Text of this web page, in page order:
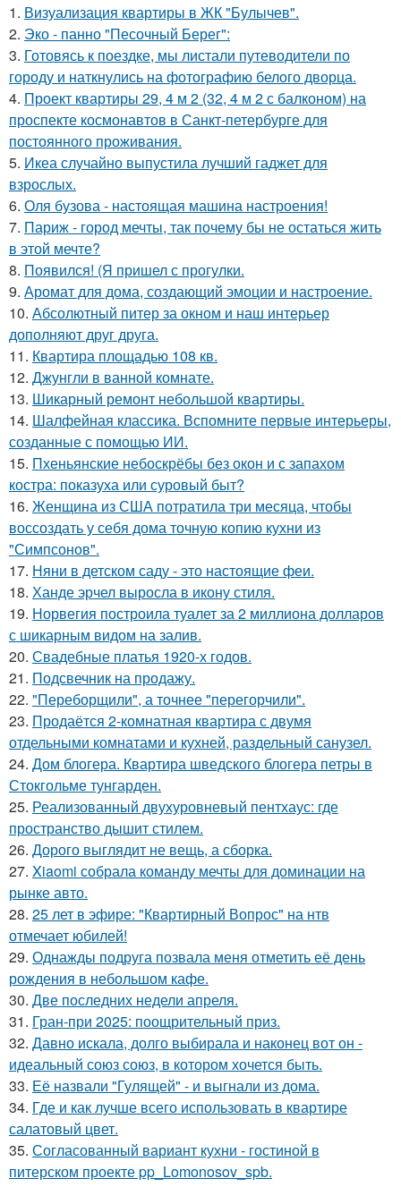
1. Визуализация квартиры в ЖК "Булычев".
2. Эко - панно "Песочный Берег":
3. Готовясь к поездке, мы листали путеводители по
городу и наткнулись на фотографию белого дворца.
4. Проект квартиры 29, 4 м 2 (32, 4 м 2 с балконом) на
проспекте космонавтов в Санкт-петербурге для
постоянного проживания.
5. Икеа случайно выпустила лучший гаджет для
взрослых.
6. Оля бузова - настоящая машина настроения!
7. Париж - город мечты, так почему бы не остаться жить
в этой мечте?
8. Появился! (Я пришел с прогулки.
9. Аромат для дома, создающий эмоции и настроение.
10. Абсолютный питер за окном и наш интерьер
дополняют друг друга.
11. Квартира площадью 108 кв.
12. Джунгли в ванной комнате.
13. Шикарный ремонт небольшой квартиры.
14. Шалфейная классика. Вспомните первые интерьеры,
созданные с помощью ИИ.
15. Пхеньянские небоскрёбы без окон и с запахом
костра: показуха или суровый быт?
16. Женщина из США потратила три месяца, чтобы
воссоздать у себя дома точную копию кухни из
"Симпсонов".
17. Няни в детском саду - это настоящие феи.
18. Ханде эрчел выросла в икону стиля.
19. Норвегия построила туалет за 2 миллиона долларов
с шикарным видом на залив.
20. Свадебные платья 1920-х годов.
21. Подсвечник на продажу.
22. "Переборщили", а точнее "перегорчили".
23. Продаётся 2-комнатная квартира с двумя
отдельными комнатами и кухней, раздельный санузел.
24. Дом блогера. Квартира шведского блогера петры в
Стокгольме тунгарден.
25. Реализованный двухуровневый пентхаус: где
пространство дышит стилем.
26. Дорого выглядит не вещь, а сборка.
27. Xiaomi собрала команду мечты для доминации на
рынке авто.
28. 25 лет в эфире: "Квартирный Вопрос" на нтв
отмечает юбилей!
29. Однажды подруга позвала меня отметить её день
рождения в небольшом кафе.
30. Две последних недели апреля.
31. Гран-при 2025: поощрительный приз.
32. Давно искала, долго выбирала и наконец вот он -
идеальный союз союз, в котором хочется быть.
33. Её назвали "Гулящей" - и выгнали из дома.
34. Где и как лучше всего использовать в квартире
салатовый цвет.
35. Согласованный вариант кухни - гостиной в
питерском проекте pp_Lomonosov_spb.